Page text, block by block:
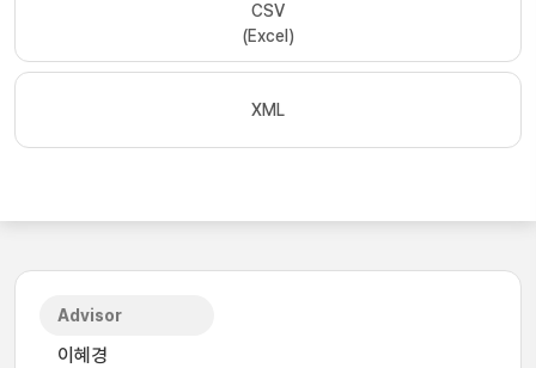
CSV
(Excel)
XML
Advisor
이혜경